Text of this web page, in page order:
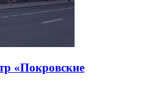
«Покровские